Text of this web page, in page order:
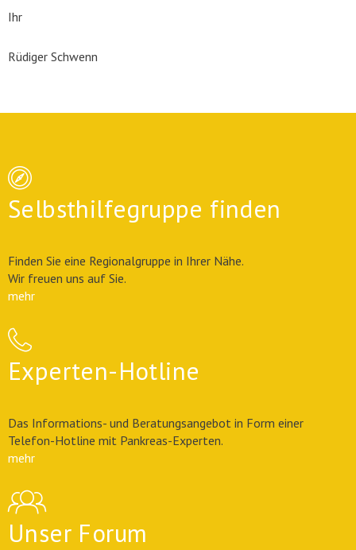
Ihr
Rüdiger Schwenn
Selbsthilfegruppe finden
Finden Sie eine Regionalgruppe in Ihrer Nähe.
Wir freuen uns auf Sie.
mehr
Experten-Hotline
Das Informations- und Beratungsangebot in Form einer
Telefon-Hotline mit Pankreas-Experten.
mehr
Unser Forum